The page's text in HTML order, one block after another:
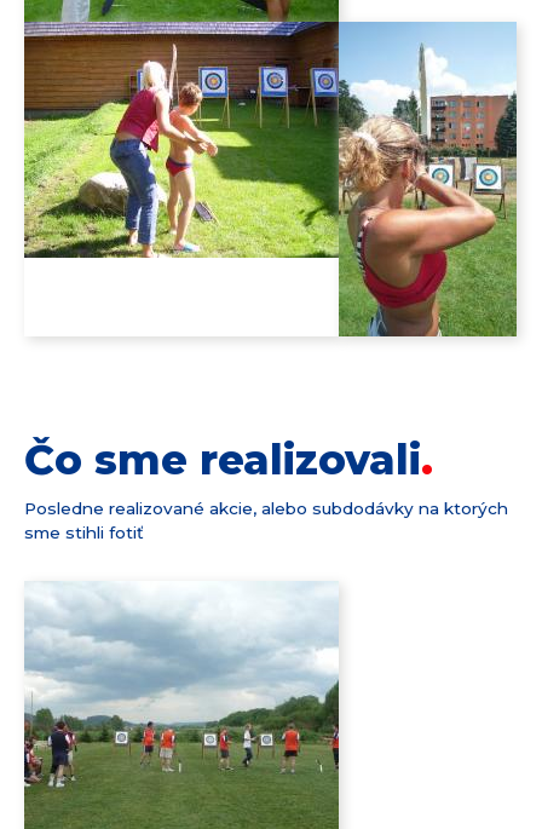
Čo sme realizovali
Posledne realizované akcie, alebo subdodávky na ktorých
sme stihli fotiť